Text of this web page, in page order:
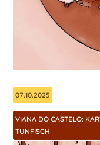
07.10.2025
VIANA DO CASTELO:
TUNFISCH